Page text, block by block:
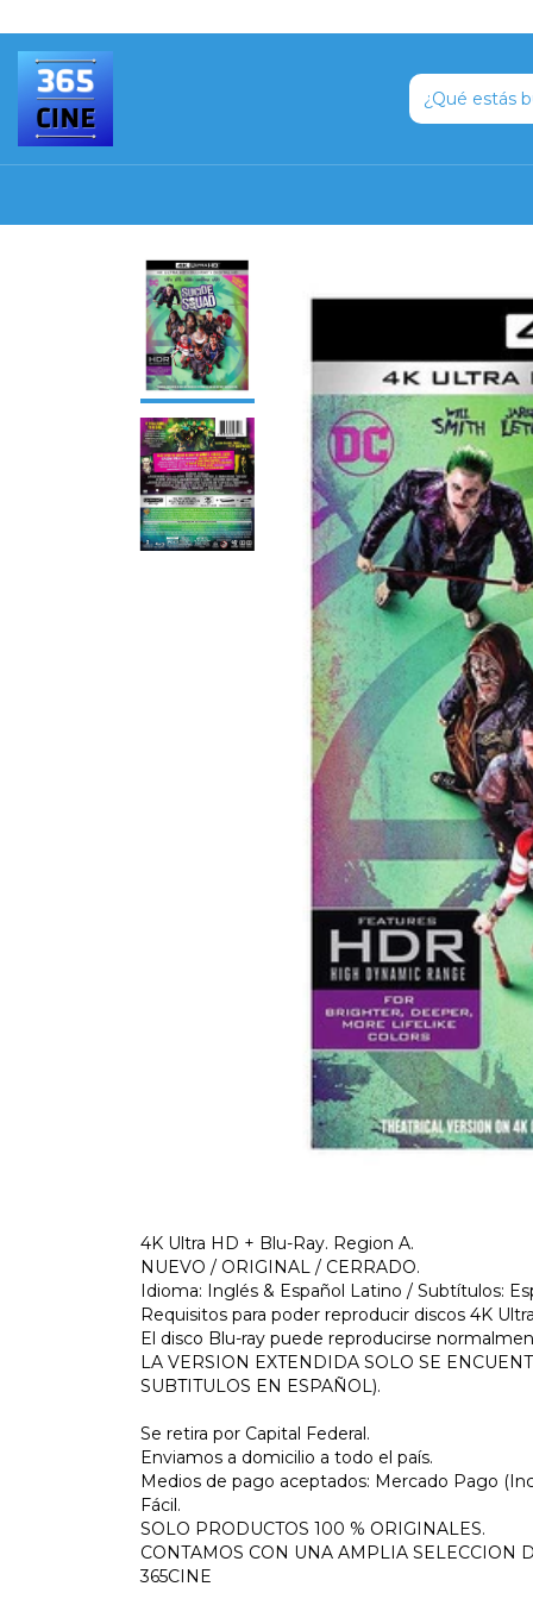
4K Ultra HD + Blu-Ray. Region A.
NUEVO / ORIGINAL / CERRADO.
Idioma: Inglés & Español Latino / Subtítulos:
Requisitos para poder reproducir discos 4K
El disco Blu-ray puede reproducirse
LA VERSION EXTENDIDA SOLO SE
SUBTITULOS EN ESPAÑOL).
Se retira por Capital Federal.
Enviamos a domicilio a todo el país.
Medios de pago aceptados: Mercado Pago
Fácil.
SOLO PRODUCTOS 100 % ORIGINALES.
CONTAMOS CON UNA AMPLIA SELECCION
365CINE